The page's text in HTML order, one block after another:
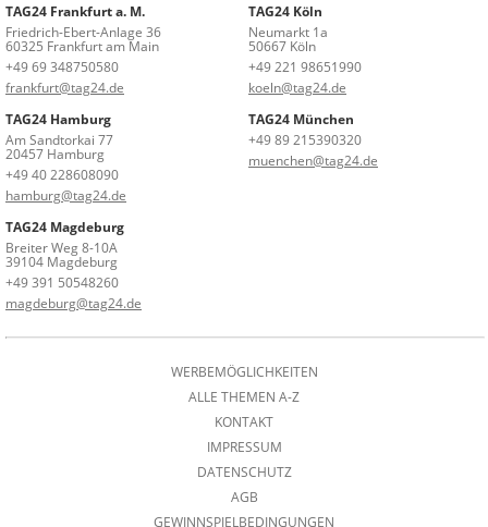
TAG24 Frankfurt a. M.
Friedrich-Ebert-Anlage 36
60325 Frankfurt am Main
+49 69 348750580
frankfurt@tag24.de
TAG24 Köln
Neumarkt 1a
50667 Köln
+49 221 98651990
koeln@tag24.de
TAG24 Hamburg
Am Sandtorkai 77
20457 Hamburg
+49 40 228608090
hamburg@tag24.de
TAG24 München
+49 89 215390320
muenchen@tag24.de
TAG24 Magdeburg
Breiter Weg 8-10A
39104 Magdeburg
+49 391 50548260
magdeburg@tag24.de
WERBEMÖGLICHKEITEN
ALLE THEMEN A-Z
KONTAKT
IMPRESSUM
DATENSCHUTZ
AGB
GEWINNSPIELBEDINGUNGEN